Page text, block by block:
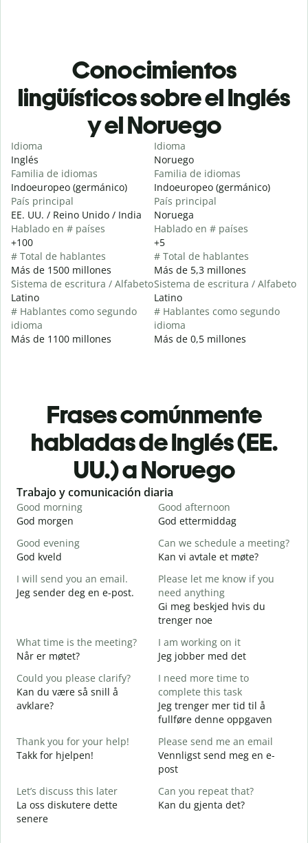
Conocimientos
lingüísticos sobre el Inglés
y el Noruego
Idioma
Inglés
Familia de idiomas
Indoeuropeo (germánico)
País principal
EE. UU. / Reino Unido / India
Hablado en # países
+100
# Total de hablantes
Más de 1500 millones
Sistema de escritura / Alfabeto
Latino
# Hablantes como segundo
idioma
Más de 1100 millones
Idioma
Noruego
Familia de idiomas
Indoeuropeo (germánico)
País principal
Noruega
Hablado en # países
+5
# Total de hablantes
Más de 5,3 millones
Sistema de escritura / Alfabeto
Latino
# Hablantes como segundo
idioma
Más de 0,5 millones
Frases comúnmente
habladas de Inglés (EE.
UU.) a Noruego
Slide 1 of 6
Trabajo y comunicación diaria
Good morning
God morgen
Good afternoon
God ettermiddag
Good evening
God kveld
Can we schedule a meeting?
Kan vi avtale et møte?
I will send you an email.
Jeg sender deg en e-post.
Please let me know if you
need anything
Gi meg beskjed hvis du
trenger noe
What time is the meeting?
Når er møtet?
I am working on it
Jeg jobber med det
Could you please clarify?
Kan du være så snill å
avklare?
I need more time to
complete this task
Jeg trenger mer tid til å
fullføre denne oppgaven
Thank you for your help!
Takk for hjelpen!
Please send me an email
Vennligst send meg en e-
post
Let’s discuss this later
La oss diskutere dette
senere
Can you repeat that?
Kan du gjenta det?